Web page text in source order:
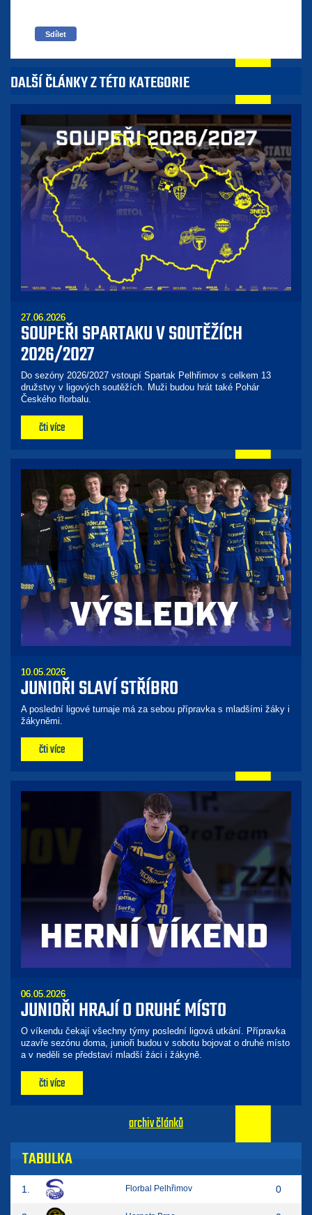
Sdílet
DALŠÍ ČLÁNKY Z TÉTO KATEGORIE
27.06.2026
SOUPEŘI SPARTAKU V SOUTĚŽÍCH
2026/2027
Do sezóny 2026/2027 vstoupí Spartak Pelhřimov s celkem 13
družstvy v ligových soutěžích. Muži budou hrát také Pohár
Českého florbalu.
čti více
10.05.2026
JUNIOŘI SLAVÍ STŘÍBRO
A poslední ligové turnaje má za sebou přípravka s mladšími žáky i
žákyněmi.
čti více
06.05.2026
JUNIOŘI HRAJÍ O DRUHÉ MÍSTO
O víkendu čekají všechny týmy poslední ligová utkání. Přípravka
uzavře sezónu doma, junioři budou v sobotu bojovat o druhé místo
a v neděli se představí mladší žáci i žákyně.
čti více
archiv článků
TABULKA
1. Florbal Pelhřimov 0